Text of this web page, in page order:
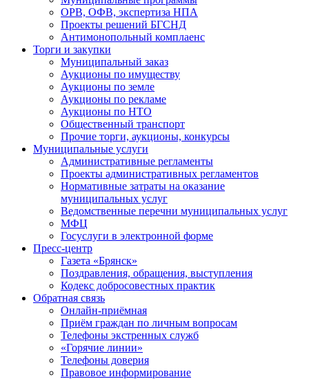
ОРВ, ОФВ, экспертиза НПА
Проекты решений БГСНД
Антимонопольный комплаенс
Торги и закупки
Муниципальный заказ
Аукционы по имуществу
Аукционы по земле
Аукционы по рекламе
Аукционы по НТО
Общественный транспорт
Прочие торги, аукционы, конкурсы
Муниципальные услуги
Административные регламенты
Проекты административных регламентов
Нормативные затраты на оказание
муниципальных услуг
Ведомственные перечни муниципальных услуг
МФЦ
Госуслуги в электронной форме
Пресс-центр
Газета «Брянск»
Поздравления, обращения, выступления
Кодекс добросовестных практик
Обратная связь
Онлайн-приёмная
Приём граждан по личным вопросам
Телефоны экстренных служб
«Горячие линии»
Телефоны доверия
Правовое информирование